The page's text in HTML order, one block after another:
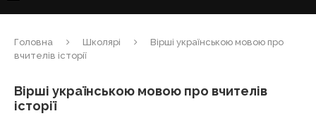
Головна Школярі
Вірші українською мовою про
вчителів історії
Вірші українською мовою про вчителів
історії